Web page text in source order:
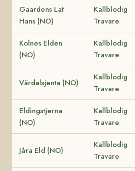
Gaardens Lat
Hans (NO)
Kallblodig
Travare
Kolnes Elden
(NO)
Kallblodig
Travare
Värdalsjenta (NO)
Kallblodig
Travare
Eldingstjerna
(NO)
Kallblodig
Travare
Jåra Eld (NO)
Kallblodig
Travare